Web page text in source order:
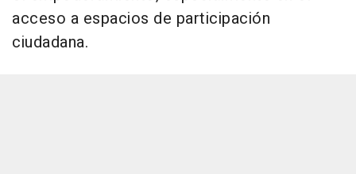
acceso a espacios de participación
ciudadana.